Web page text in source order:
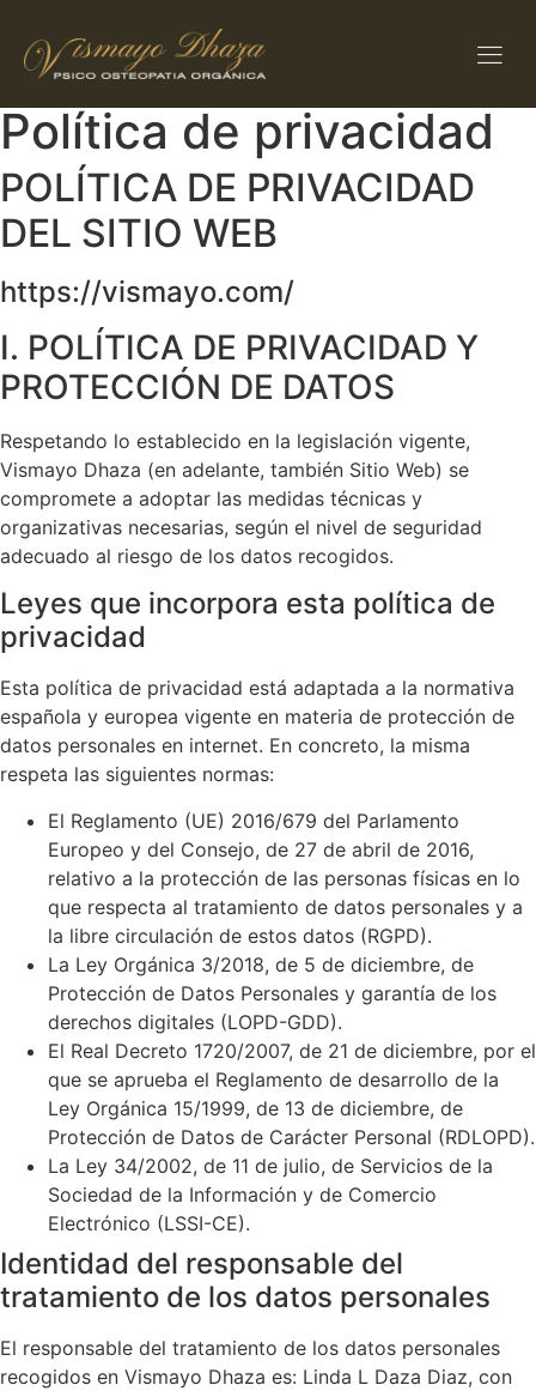
Política de privacidad
POLÍTICA DE PRIVACIDAD
DEL SITIO WEB
https://vismayo.com/
I. POLÍTICA DE PRIVACIDAD Y
PROTECCIÓN DE DATOS
Respetando lo establecido en la legislación vigente,
Vismayo Dhaza (en adelante, también Sitio Web) se
compromete a adoptar las medidas técnicas y
organizativas necesarias, según el nivel de seguridad
adecuado al riesgo de los datos recogidos.
Leyes que incorpora esta política de
privacidad
Esta política de privacidad está adaptada a la normativa
española y europea vigente en materia de protección de
datos personales en internet. En concreto, la misma
respeta las siguientes normas:
El Reglamento (UE) 2016/679 del Parlamento
Europeo y del Consejo, de 27 de abril de 2016,
relativo a la protección de las personas físicas en lo
que respecta al tratamiento de datos personales y a
la libre circulación de estos datos (RGPD).
La Ley Orgánica 3/2018, de 5 de diciembre, de
Protección de Datos Personales y garantía de los
derechos digitales (LOPD-GDD).
El Real Decreto 1720/2007, de 21 de diciembre, por el
que se aprueba el Reglamento de desarrollo de la
Ley Orgánica 15/1999, de 13 de diciembre, de
Protección de Datos de Carácter Personal (RDLOPD).
La Ley 34/2002, de 11 de julio, de Servicios de la
Sociedad de la Información y de Comercio
Electrónico (LSSI-CE).
Identidad del responsable del
tratamiento de los datos personales
El responsable del tratamiento de los datos personales
recogidos en Vismayo Dhaza es: Linda L Daza Diaz, con